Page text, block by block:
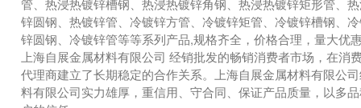
管、热浸热镀锌槽钢、热浸热镀锌角钢、热浸热镀锌矩形管、
锌圆钢、热镀锌管、冷镀锌方管、冷镀锌矩管、冷镀锌槽钢、
锌圆钢、冷镀锌管等等系列产品,规格齐全，价格合理，量大优
上海自展金属材料有限公司 经销批发的畅销消费者市场，在
代理商建立了长期稳定的合作关系。上海自展金属材料有限公
料有限公司实力雄厚，重信用、守合同、保证产品质量，以多